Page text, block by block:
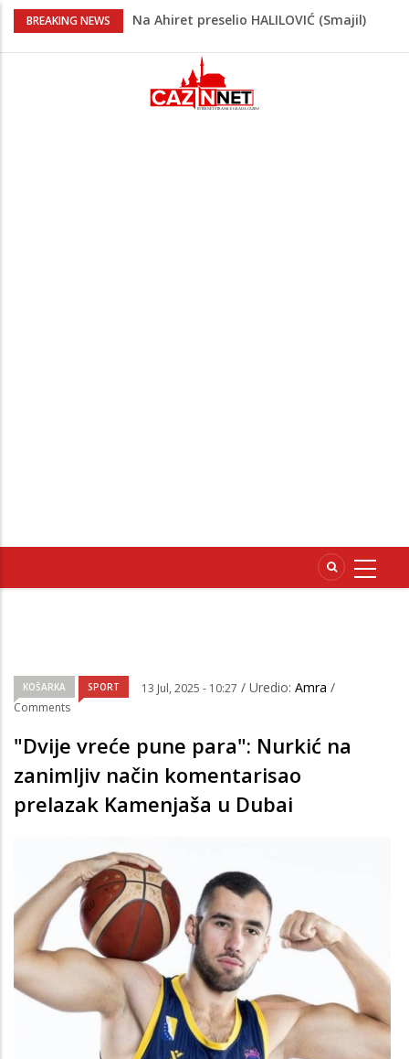
BREAKING NEWS
Na Ahiret preselio HALILOVIĆ (Smajil)
Sutra dženaza Hamdiji Šahinoviću iz
Bosanske Krupe, kojeg je usmrtila
supruga
KOŠARKA SPORT 13 Jul, 2025 - 10:27 / Uredio: Amra /
Comments
"Dvije vreće pune para": Nurkić na
zanimljiv način komentarisao
prelazak Kamenjaša u Dubai